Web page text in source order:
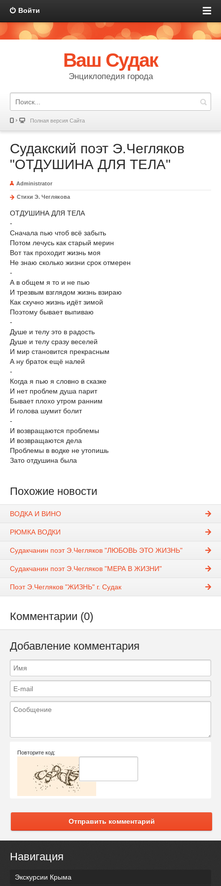
Войти
Ваш Судак
Энциклопедия города
Полная версия Сайта
Судакский поэт Э.Чегляков
"ОТДУШИНА ДЛЯ ТЕЛА"
Administrator
Стихи Э. Чеглякова
ОТДУШИНА ДЛЯ ТЕЛА
-
Сначала пью чтоб всё забыть
Потом лечусь как старый мерин
Вот так проходит жизнь моя
Не знаю сколько жизни срок отмерен
-
А в общем я то и не пью
И трезвым взглядом жизнь взираю
Как скучно жизнь идёт зимой
Поэтому бывает выпиваю
-
Душе и телу это в радость
Душе и телу сразу веселей
И мир становится прекрасным
А ну браток ещё налей
-
Когда я пью я словно в сказке
И нет проблем душа парит
Бывает плохо утром ранним
И голова шумит болит
-
И возвращаются проблемы
И возвращаются дела
Проблемы в водке не утопишь
Зато отдушина была
Похожие новости
ВОДКА И ВИНО
РЮМКА ВОДКИ
Судакчанин поэт Э.Чегляков "ЛЮБОВЬ ЭТО ЖИЗНЬ"
Судакчанин поэт Э.Чегляков "МЕРА В ЖИЗНИ"
Поэт Э.Чегляков "ЖИЗНЬ" г. Судак
Комментарии (0)
Добавление комментария
Повторите код:
Отправить комментарий
Навигация
Экскурсии Крыма